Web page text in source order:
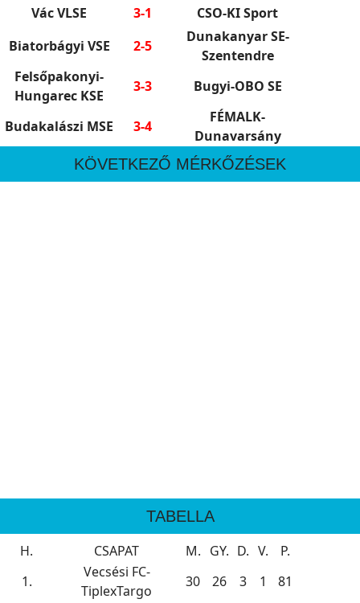
Vác VLSE
3-1
CSO-KI Sport
Biatorbágyi VSE
2-5
Dunakanyar SE-
Szentendre
Felsőpakonyi-
Hungarec KSE
3-3 Bugyi-OBO SE
Budakalászi MSE 3-4
FÉMALK-
Dunavarsány
KÖVETKEZŐ MÉRKŐZÉSEK
TABELLA
H.
CSAPAT M. GY. D. V.
P.
1.
Vecsési FC-
TiplexTargo
30 26 3 1 81